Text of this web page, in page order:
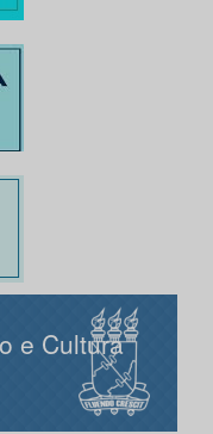
e Cultura